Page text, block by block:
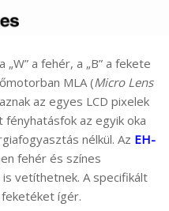
„W” a fehér, a „B” a fekete
MLA (Micro Lens
az egyes LCD pixelek
fényhatásfok az egyik oka
nélkül. Az EH-
fehér és színes
vetíthetnek. A specifikált
ígér.